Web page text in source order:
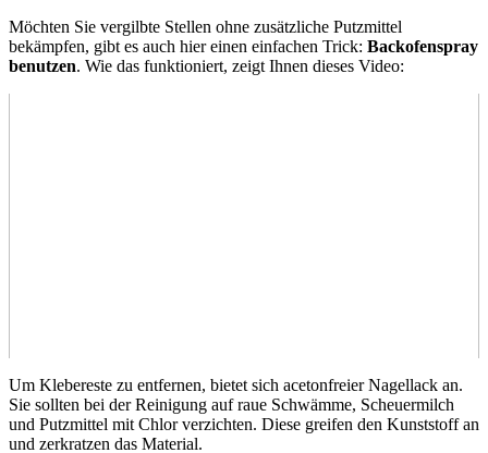
Möchten Sie vergilbte Stellen ohne zusätzliche Putzmittel
bekämpfen, gibt es auch hier einen einfachen Trick: Backofenspray
benutzen. Wie das funktioniert, zeigt Ihnen dieses Video:
Um Klebereste zu entfernen, bietet sich acetonfreier Nagellack an.
Sie sollten bei der Reinigung auf raue Schwämme, Scheuermilch
und Putzmittel mit Chlor verzichten. Diese greifen den Kunststoff an
und zerkratzen das Material.